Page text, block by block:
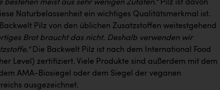
bestehen meist aus sehr wenigen Zutaten.“Pilz ist davon
Naturbelassenheit ein wichtiges Qualitätsmerkmal ist.
Pilz von den üblichen Zusatzstoffen weitestgehend
Brot braucht das nicht. Deshalb verwenden wir
Die Backwelt Pilz ist nach dem International Food
Level) zertifiziert. Viele Produkte sind außerdem mit dem
AMA-Biosiegel oder dem Siegel der veganen
ausgezeichnet.